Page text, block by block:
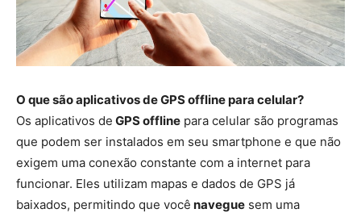
O que são aplicativos de GPS offline para celular?
Os aplicativos de GPS offline para celular são programas
que podem ser instalados em seu smartphone e que não
exigem uma conexão constante com a internet para
funcionar. Eles utilizam mapas e dados de GPS já
baixados, permitindo que você navegue sem uma